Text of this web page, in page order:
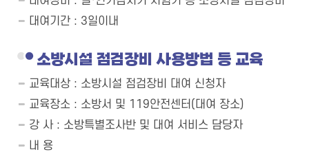
대여기간 : 3일이내
소방시설 점검장비 사용방법 등 교육
교육대상 : 소방시설 점검장비 대여 신청자
교육장소 : 소방서 및 119안전센터(대여 장소)
강 사 : 소방특별조사반 및 대여 서비스 담당자
내 용